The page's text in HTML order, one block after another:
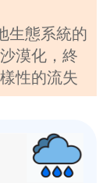
生態系統的
漠化，終
性的流失